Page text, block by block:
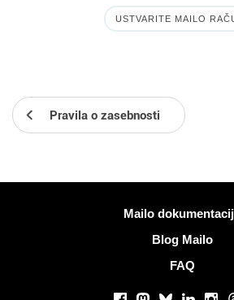
USTVARITE MAILO
Pravila o zasebnosti
Mailo
Blog Mailo
FAQ